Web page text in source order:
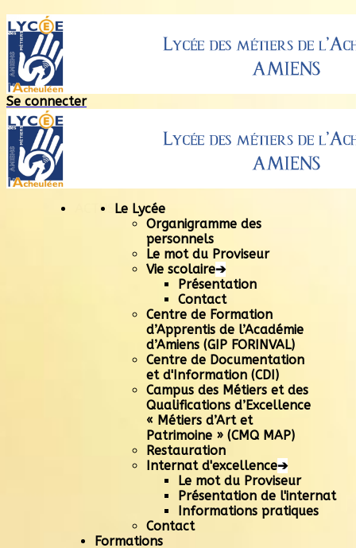
Se connecter
ACTUS Le Lycée
Organigramme des
personnels
Le mot du Proviseur
Vie scolaire➔
Présentation
Contact
Centre de Formation
d’Apprentis de l’Académie
d’Amiens (GIP FORINVAL)
Centre de Documentation
et d'Information (CDI)
Campus des Métiers et des
Qualifications d’Excellence
« Métiers d’Art et
Patrimoine » (CMQ MAP)
Restauration
Internat d'excellence➔
Le mot du Proviseur
Présentation de l'internat
Informations pratiques
Contact
Formations